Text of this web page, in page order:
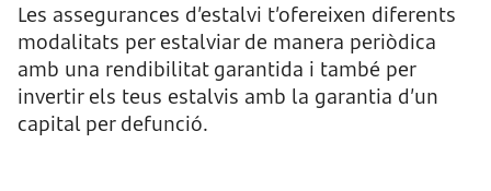
Les assegurances d’estalvi t’ofereixen diferents
modalitats per estalviar de manera periòdica
amb una rendibilitat garantida i també per
invertir els teus estalvis amb la garantia d’un
capital per defunció.